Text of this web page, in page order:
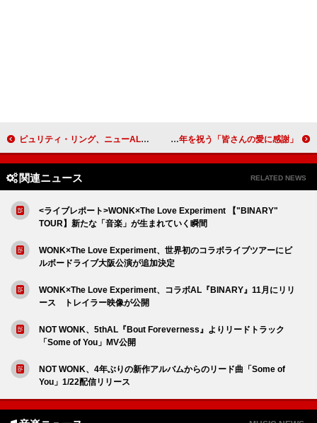
ピュリティ・リング、ニューALより「place of my own」MV公開 エルトン・ジョン、酒＆薬物断ち35周年を祝う「皆さんの愛に感謝」
関連ニュース RELATED NEWS
<ライブレポート>WONK×The Love Experiment 【"BINARY"
TOUR】新たな「音楽」が生まれていく瞬間
WONK×The Love Experiment、世界初のコラボライブツアーにビ
ルボードライブ大阪公演が追加決定
WONK×The Love Experiment、コラボAL『BINARY』11月にリリ
ース トレイラー映像が公開
NOT WONK、5thAL『Bout Foreverness』よりリードトラック
「Some of You」MV公開
NOT WONK、4年ぶりの新作アルバムからのリード曲「Some of
You」1/22配信リリース